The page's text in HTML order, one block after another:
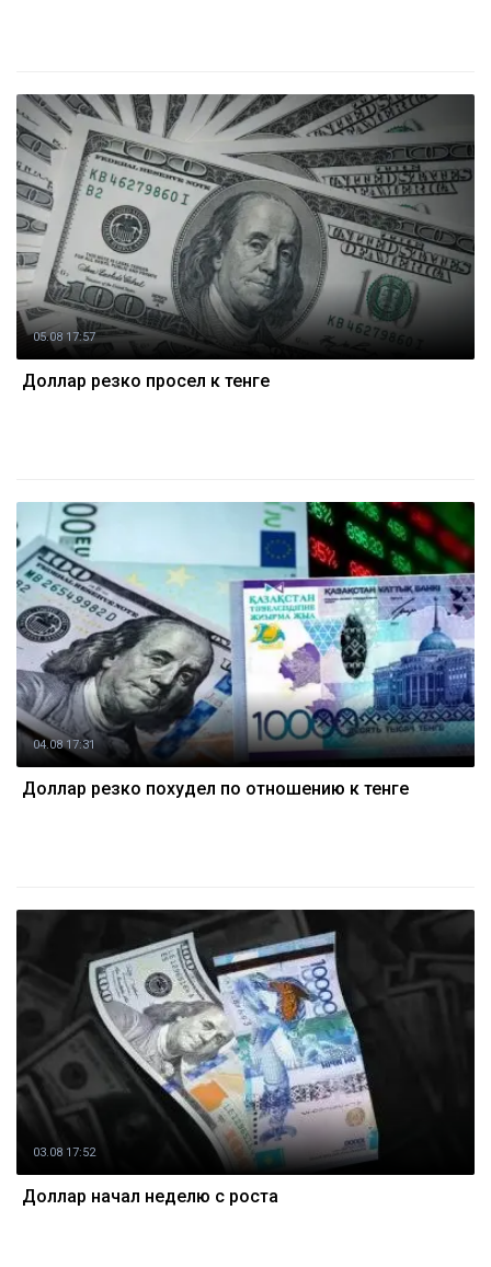
05.08 17:57
Доллар резко просел к тенге
04.08 17:31
Доллар резко похудел по отношению к тенге
03.08 17:52
Доллар начал неделю с роста